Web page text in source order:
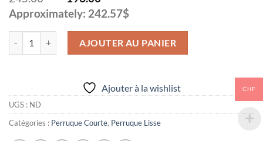
prix
initial
était :
245.00CHF.
prix
actuel
est :
196.00CHF.
Approximately: 242.57$
AJOUTER AU PANIER
Ajouter à la wishlist
UGS : ND
Catégories : Perruque Courte, Perruque Lisse
CHF